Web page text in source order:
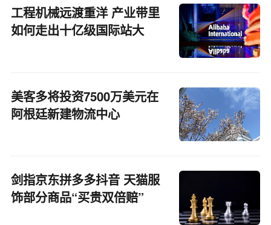
工程机械远渡重洋 产业带里
如何走出十亿级国际站大
美客多将投资7500万美元在
阿根廷新建物流中心
剑指京东拼多多抖音 天猫服
饰部分商品“买贵双倍赔”